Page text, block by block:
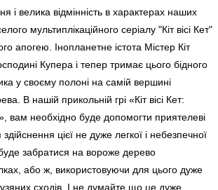
і велика відмінність в характерах наших
мультиплікаційного серіалу "Кіт вісі Кет"
апогею. Інопланетне істота Містер Кіт
Купера і тепер тримає цього бідного
у своєму полоні на самій вершині
В нашій прикольній грі «Кіт вісі Кет:
вам необхідно буде допомогти приятелеві
цієї не дуже легкої і небезпечної
забратися на вороже дерево
або ж, використовуючи для цього дуже
сходів. І не думайте що це дуже